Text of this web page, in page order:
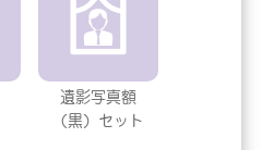
遺影写真額
（黒）セット